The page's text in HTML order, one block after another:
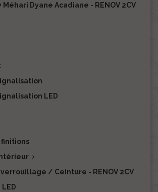
Dyane Acadiane - RENOV 2CV
LED
finitions

/ Ceinture - RENOV 2CV